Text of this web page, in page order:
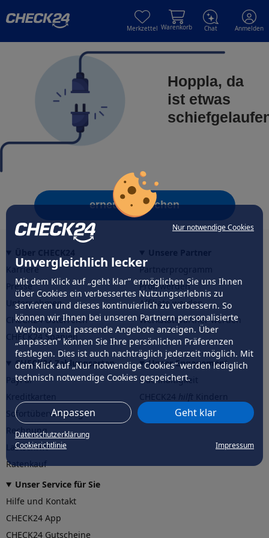
Nur notwendige Cookies
Unvergleichlich lecker
Mit dem Klick auf „geht klar” ermöglichen Sie uns Ihnen
über Cookies ein verbessertes Nutzungserlebnis zu
servieren und dieses kontinuierlich zu verbessern. So
können wir Ihnen bei unseren Partnern personalisierte
Werbung und passende Angebote anzeigen. Über
„anpassen” können Sie Ihre persönlichen Präferenzen
festlegen. Dies ist auch nachträglich jederzeit möglich. Mit
dem Klick auf „Nur notwendige Cookies” werden lediglich
technisch notwendige Cookies gespeichert.
Anpassen Geht klar
Datenschutzerklärung
Cookierichtlinie
Impressum
Merkzettel Warenkorb Chat Anmelden
Hoppla, da
ist etwas
erneut versuchen
Karriere
Presse
Unternehmen
CHECK24 Österreich
CHECK24 Spanien
Partnerprogramm
Profi werden
Affiliate werden
Werkstattpartner werden
CHECK24 Zahlungsarten
PayPal
Sofortüberweisung
Rechnung
Lastschrift
Ratenkauf
Unser Engagement
Nachhaltigkeit
CHECK24hilftder Natur
Unser Service für Sie
Hilfe und Kontakt
CHECK24 App
CHECK24 Gutscheine